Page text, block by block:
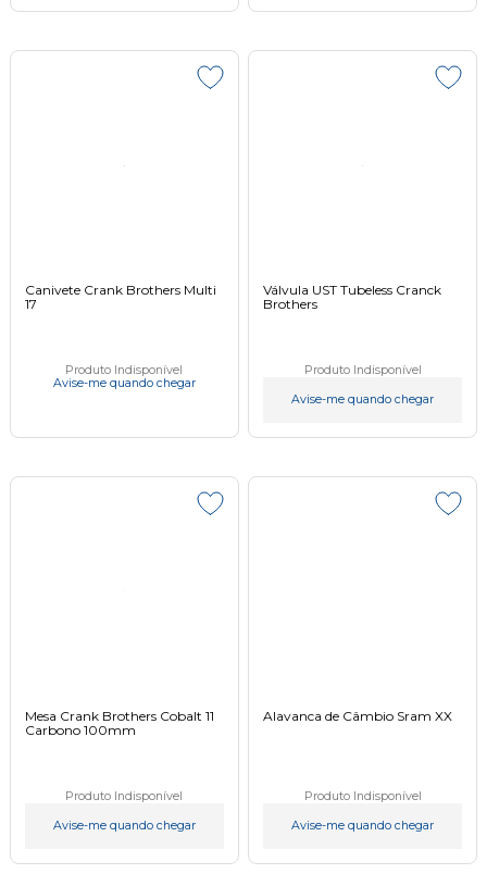
Canivete Crank Brothers Multi
17
Produto Indisponível
Avise-me quando chegar
Válvula UST Tubeless Cranck
Brothers
Produto Indisponível
Avise-me quando chegar
Mesa Crank Brothers Cobalt 11
Carbono 100mm
Produto Indisponível
Avise-me quando chegar
Alavanca de Câmbio Sram XX
Produto Indisponível
Avise-me quando chegar